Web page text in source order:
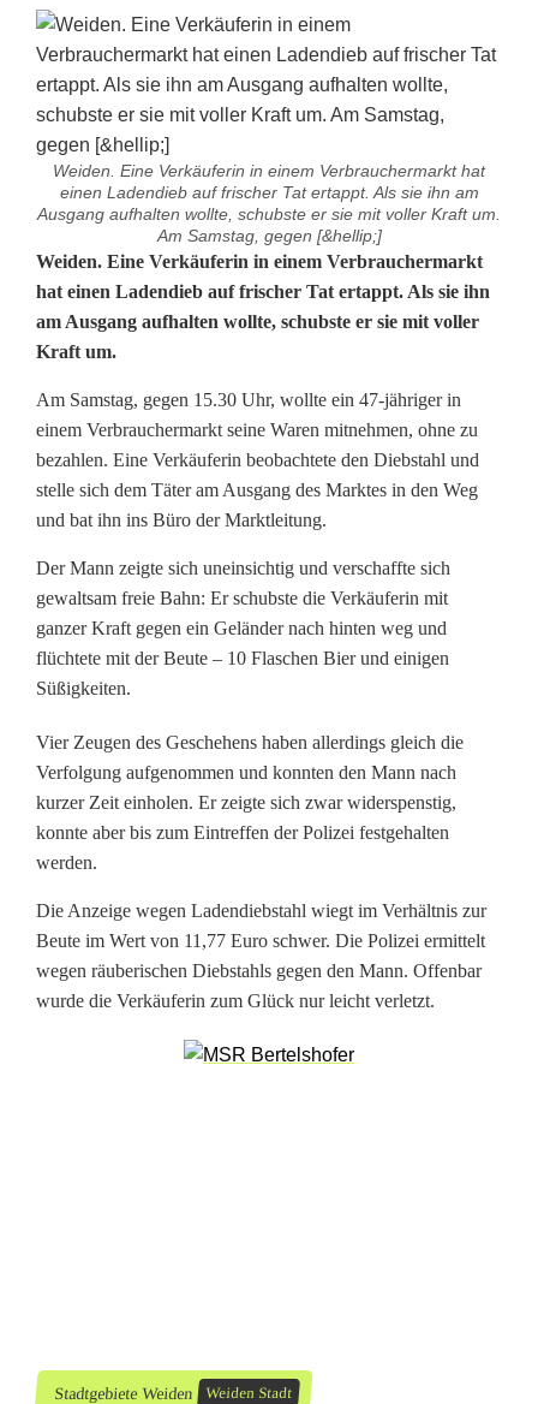
Weiden. Eine Verkäuferin in einem Verbrauchermarkt hat
einen Ladendieb auf frischer Tat ertappt. Als sie ihn am
Ausgang aufhalten wollte, schubste er sie mit voller Kraft um.
Am Samstag, gegen [&hellip;]
G
e
w
a
l
t
ä
t
i
e
r
L
a
d
e
Weiden. Eine Verkäuferin in einem Verbrauchermarkt
hat einen Ladendieb auf frischer Tat ertappt. Als sie ihn
am Ausgang aufhalten wollte, schubste er sie mit voller
Kraft um.
Am Samstag, gegen 15.30 Uhr, wollte ein 47-jähriger in
einem Verbrauchermarkt seine Waren mitnehmen, ohne zu
bezahlen. Eine Verkäuferin beobachtete den Diebstahl und
stelle sich dem Täter am Ausgang des Marktes in den Weg
und bat ihn ins Büro der Marktleitung.
Der Mann zeigte sich uneinsichtig und verschaffte sich
gewaltsam freie Bahn: Er schubste die Verkäuferin mit
ganzer Kraft gegen ein Geländer nach hinten weg und
flüchtete mit der Beute – 10 Flaschen Bier und einigen
Süßigkeiten.
Vier Zeugen des Geschehens haben allerdings gleich die
Verfolgung aufgenommen und konnten den Mann nach
kurzer Zeit einholen. Er zeigte sich zwar widerspenstig,
konnte aber bis zum Eintreffen der Polizei festgehalten
werden.
Die Anzeige wegen Ladendiebstahl wiegt im Verhältnis zur
Beute im Wert von 11,77 Euro schwer. Die Polizei ermittelt
wegen räuberischen Diebstahls gegen den Mann. Offenbar
wurde die Verkäuferin zum Glück nur leicht verletzt.
Stadtgebiete Weiden Weiden Stadt